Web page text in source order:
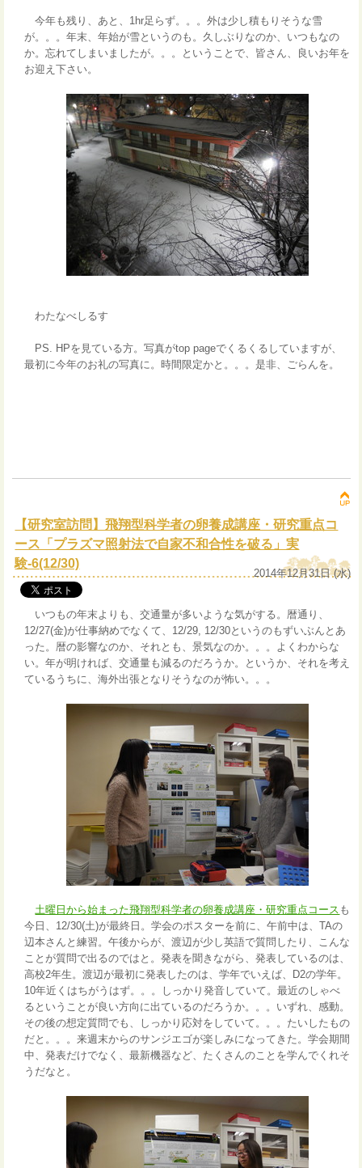
今年も残り、あと、1hr足らず。。。外は少し積もりそうな雪
が。。。年末、年始が雪というのも。久しぶりなのか、いつもなの
か。忘れてしまいましたが。。。ということで、皆さん、良いお年を
お迎え下さい。
わたなべしるす
PS. HPを見ている方。写真がtop pageでくるくるしていますが、
最初に今年のお礼の写真に。時間限定かと。。。是非、ごらんを。
【研究室訪問】飛翔型科学者の卵養成講座・研究重点コ
ース「プラズマ照射法で自家不和合性を破る」実
験-6(12/30)
2014年12月31日 (水)
いつもの年末よりも、交通量が多いような気がする。暦通り、
12/27(金)が仕事納めでなくて、12/29, 12/30というのもずいぶんとあ
った。暦の影響なのか、それとも、景気なのか。。。よくわからな
い。年が明ければ、交通量も減るのだろうか。というか、それを考え
ているうちに、海外出張となりそうなのが怖い。。。
土曜日から始まった飛翔型科学者の卵養成講座・研究重点コース も
今日、12/30(土)が最終日。学会のポスターを前に、午前中は、TAの
辺本さんと練習。午後からが、渡辺が少し英語で質問したり、こんな
ことが質問で出るのではと。発表を聞きながら、発表しているのは、
高校2年生。渡辺が最初に発表したのは、学年でいえば、D2の学年。
10年近くはちがうはず。。。しっかり発音していて。最近のしゃべ
るということが良い方向に出ているのだろうか。。。いずれ、感動。
その後の想定質問でも、しっかり応対をしていて。。。たいしたもの
だと。。。来週末からのサンジエゴが楽しみになってきた。学会期間
中、発表だけでなく、最新機器など、たくさんのことを学んでくれそ
うだなと。